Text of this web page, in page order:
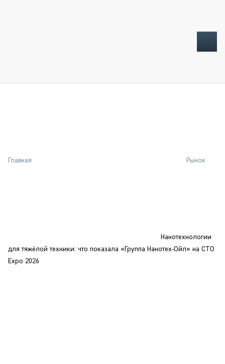
СПЕЦПРОЕКТЫ
МЕРОПРИЯТИЯ
Главная Рынок
Нанотехнологии
для тяжёлой техники: что показала «Группа Нанотех-Ойл» на CTO
Expo 2026